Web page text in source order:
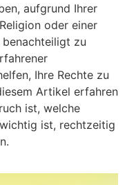
aufgrund Ihrer
oder einer
zu
Ihre Rechte zu
Artikel erfahren
ist, welche
ist, rechtzeitig